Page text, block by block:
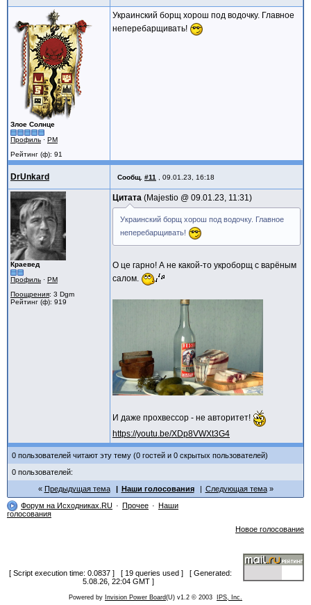
Злое Солнце
Профиль · PM
Рейтинг (ф): 91
Украинский борщ хорош под водочку. Главное
неперебарщивать!
DrUnkard Сообщ. #11 09.01.23, 16:18
Краевед
Профиль · PM
Поощрения: 3 Dgm
Рейтинг (ф): 919
Цитата Majestio @ 09.01.23, 11:31
Украинский борщ хорош под водочку. Главное
неперебарщивать!
О це гарно! А не какой-то укроборщ с варёным
салом.
И даже прохвессор - не авторитет!
https://youtu.be/XDp8VWXt3G4
0 пользователей читают эту тему (0 гостей и 0 скрытых пользователей)
0 пользователей:
Предыдущая тема
Наши голосования
Следующая тема
Форум на Исходниках.RU
Прочее
Наши
голосования
Новое голосование
[ Script execution time: 0.0837 ] [ 19 queries used ] [ Generated:
5.08.26, 22:04 GMT ]
Powered by Invision Power Board(U) v1.2 © 2003 IPS, Inc.